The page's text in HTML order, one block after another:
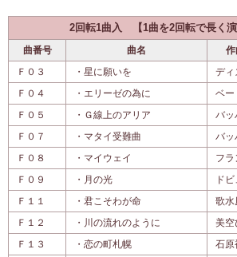
2回転1曲入 【1曲を2回転で長く演
曲番号 曲名
Ｆ０３
・星に願いを
ディ
Ｆ０４
・エリーゼの為に
ベー
Ｆ０５
・Ｇ線上のアリア
バッ
Ｆ０７
・マタイ受難曲
バッ
Ｆ０８
・マイウェイ
フラ
Ｆ０９
・月の光
ド
Ｆ１１
・君こそわが命
歌水
Ｆ１２
・川の流れのように
美空
Ｆ１３
・恋の町札幌
石原